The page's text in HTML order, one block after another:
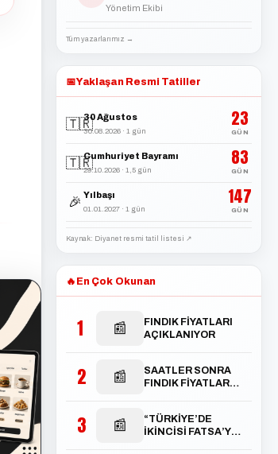
Yönetim Ekibi
Tüm yazarlarımız →
📅Yaklaşan Resmi Tatiller
🇹🇷30 Ağustos
30.08.2026 · 1 gün
23
GÜN
🇹🇷Cumhuriyet Bayramı
29.10.2026 · 1,5 gün
83
GÜN
🎉 Yılbaşı
01.01.2027 · 1 gün
147
GÜN
Kaynak: Diyanet resmi tatil listesi ↗
🔥 En Çok Okunan
1 📰
FINDIK FİYATLARI
AÇIKLANIYOR
2 📰
SAATLER SONRA
FINDIK FİYATLARI
3 📰
“TÜRKİYE’DE
İKİNCİSİ FATSA’YA